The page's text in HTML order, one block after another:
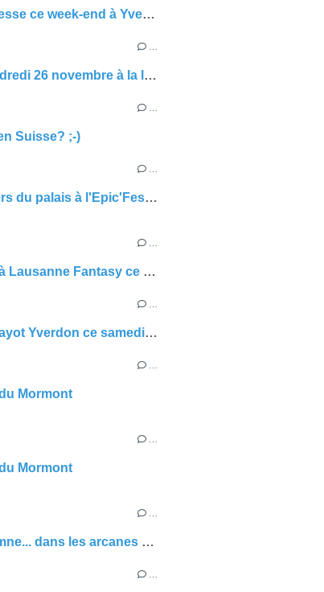
Festival Jeunesse ce week-end à Yverdon!
…
Dédicace vendredi 26 novembre à la librairie Padi à Orbe (VD)
…
Suisse? ;-)
…
Les Prisonniers du palais à l'Epic'Festival de Morges 10-11 octobre
…
Des dragons à Lausanne Fantasy ce dimanche 13 septembre
…
Signature à Payot Yverdon ce samedi 23 novembre
…
Mormont
…
Mormont
…
Conte d'automne... dans les arcanes de la BCU de Lausanne
…